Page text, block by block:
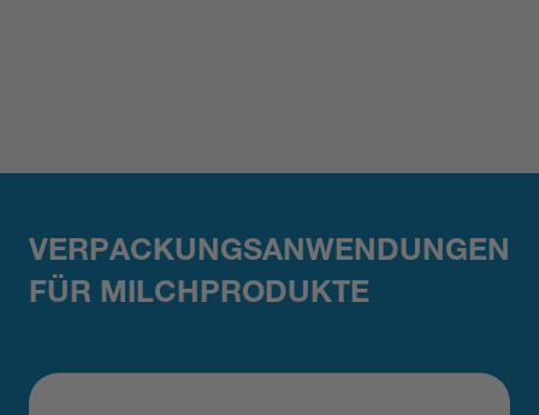
VERPACKUNGSANWENDUNGEN
FÜR MILCHPRODUKTE